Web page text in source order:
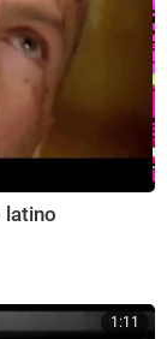
latino
1:11